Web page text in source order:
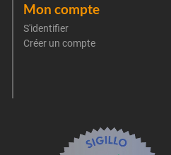
Mon compte
S'identifier
Créer un compte